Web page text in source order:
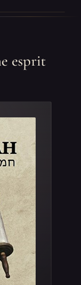
esprit